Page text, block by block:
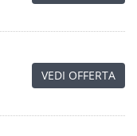
VEDI OFFERTA